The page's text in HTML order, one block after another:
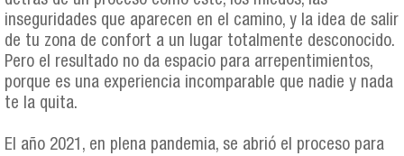
inseguridades que aparecen en el camino, y la idea de salir
de tu zona de confort a un lugar totalmente desconocido.
Pero el resultado no da espacio para arrepentimientos,
porque es una experiencia incomparable que nadie y nada
te la quita.
El año 2021, en plena pandemia, se abrió el proceso para